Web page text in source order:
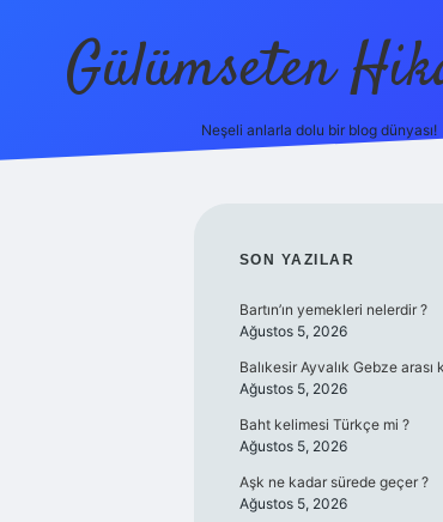
Gülümseten
Neşeli anlarla dolu bir blog dünyası!
SIDEBAR
SON YAZILAR
Bartın’ın yemekleri nelerdir ?
Ağustos 5, 2026
Balıkesir Ayvalık Gebze arası
Ağustos 5, 2026
Baht kelimesi Türkçe mi ?
Ağustos 5, 2026
Aşk ne kadar sürede geçer ?
Ağustos 5, 2026